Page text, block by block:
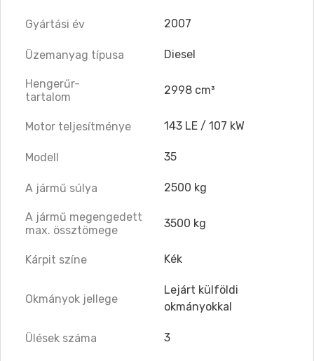
Gyártási év 2007
Üzemanyag típusa Diesel
Hengerűr-
tartalom
2998 cm³
Motor teljesítménye 143 LE / 107 kW
Modell 35
A jármű súlya 2500 kg
A jármű megengedett
max. össztömege
3500 kg
Kárpit színe Kék
Okmányok jellege
Lejárt külföldi
okmányokkal
Ülések száma 3